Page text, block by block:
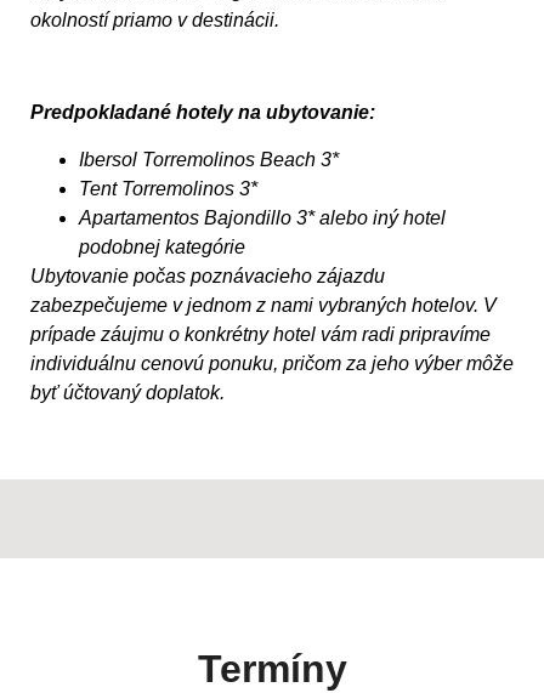
okolností priamo v destinácii.
Predpokladané hotely na ubytovanie:
Ibersol Torremolinos Beach 3*
Tent Torremolinos 3*
Apartamentos Bajondillo 3* alebo iný hotel
podobnej kategórie
Ubytovanie počas poznávacieho zájazdu
zabezpečujeme v jednom z nami vybraných hotelov. V
prípade záujmu o konkrétny hotel vám radi pripravíme
individuálnu cenovú ponuku, pričom za jeho výber môže
byť účtovaný doplatok.
Termíny